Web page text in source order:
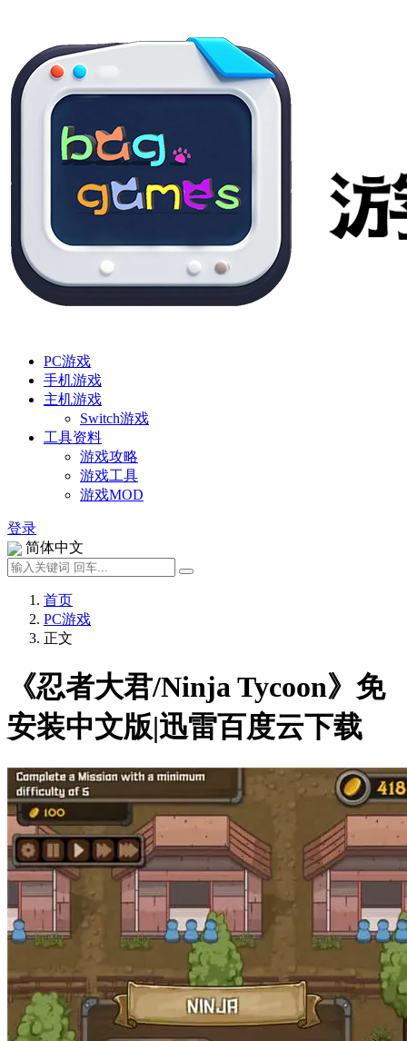
PC游戏
手机游戏
主机游戏
Switch游戏
工具资料
游戏攻略
游戏工具
游戏MOD
登录
简体中文
首页
PC游戏
正文
《忍者大君/Ninja Tycoon》免
安装中文版|迅雷百度云下载